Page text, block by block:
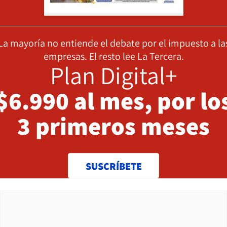
mayoría no entiende el debate por el impuesto a
empresas. El resto lee La Tercera.
Plan Digital+
al mes, por
3 primeros meses
SUSCRÍBETE